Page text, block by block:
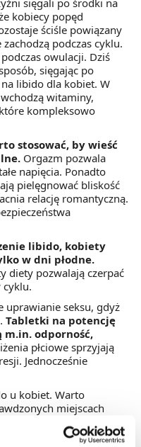
sięgali po środki na
kobiecy popęd
ściśle powiązany
podczas cyklu.
owulacji. Dziś
sięgając po
libido dla kobiet. W
witaminy,
kompleksowo
stosować, by wieść
Orgazm pozwala
napięcia. Ponadto
pielęgnować bliskość
relację romantyczną.
libido, kobiety
w dni płodne.
diety pozwalają czerpać
cyklu.
uprawianie seksu, gdyż
Tabletki na potencję
odporność,
płciowe sprzyjają
Jednocześnie
u kobiet. Warto
miejscach